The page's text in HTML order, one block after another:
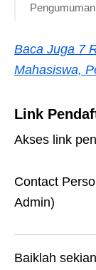
Baca Juga 7
Mahasiswa,
Link
Akses link
Contact
Admin)
Baiklah